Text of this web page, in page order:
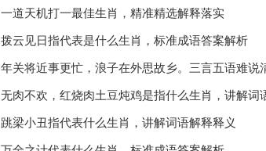
一道天机打一最佳生肖，精准精选解释落实
拨云见日指代表是什么生肖，标准成语答案解析
年关将近事更忙，浪子在外思故乡。三言五语难
无肉不欢，红烧肉土豆炖鸡是指什么生肖，讲解词
跳梁小丑指代表什么生肖，讲解词语解释释义